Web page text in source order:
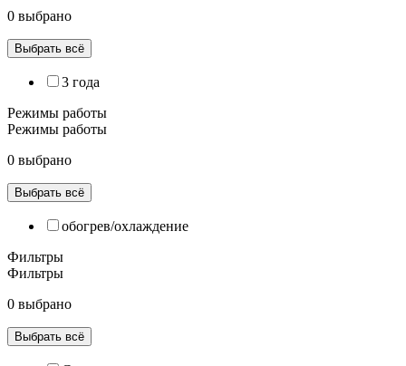
0 выбрано
Выбрать всё
3 года
Режимы работы
Режимы работы
0 выбрано
Выбрать всё
обогрев/охлаждение
Фильтры
Фильтры
0 выбрано
Выбрать всё